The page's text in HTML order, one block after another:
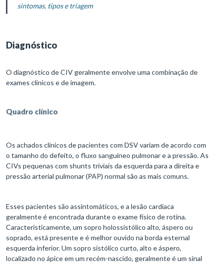
sintomas, tipos e triagem
Diagnóstico
O diagnóstico de CIV geralmente envolve uma combinação de
exames clínicos e de imagem.
Quadro clínico
Os achados clínicos de pacientes com DSV variam de acordo com
o tamanho do defeito, o fluxo sanguíneo pulmonar e a pressão. As
CIVs pequenas com shunts triviais da esquerda para a direita e
pressão arterial pulmonar (PAP) normal são as mais comuns.
Esses pacientes são assintomáticos, e a lesão cardíaca
geralmente é encontrada durante o exame físico de rotina.
Caracteristicamente, um sopro holossistólico alto, áspero ou
soprado, está presente e é melhor ouvido na borda esternal
esquerda inferior. Um sopro sistólico curto, alto e áspero,
localizado no ápice em um recém-nascido, geralmente é um sinal